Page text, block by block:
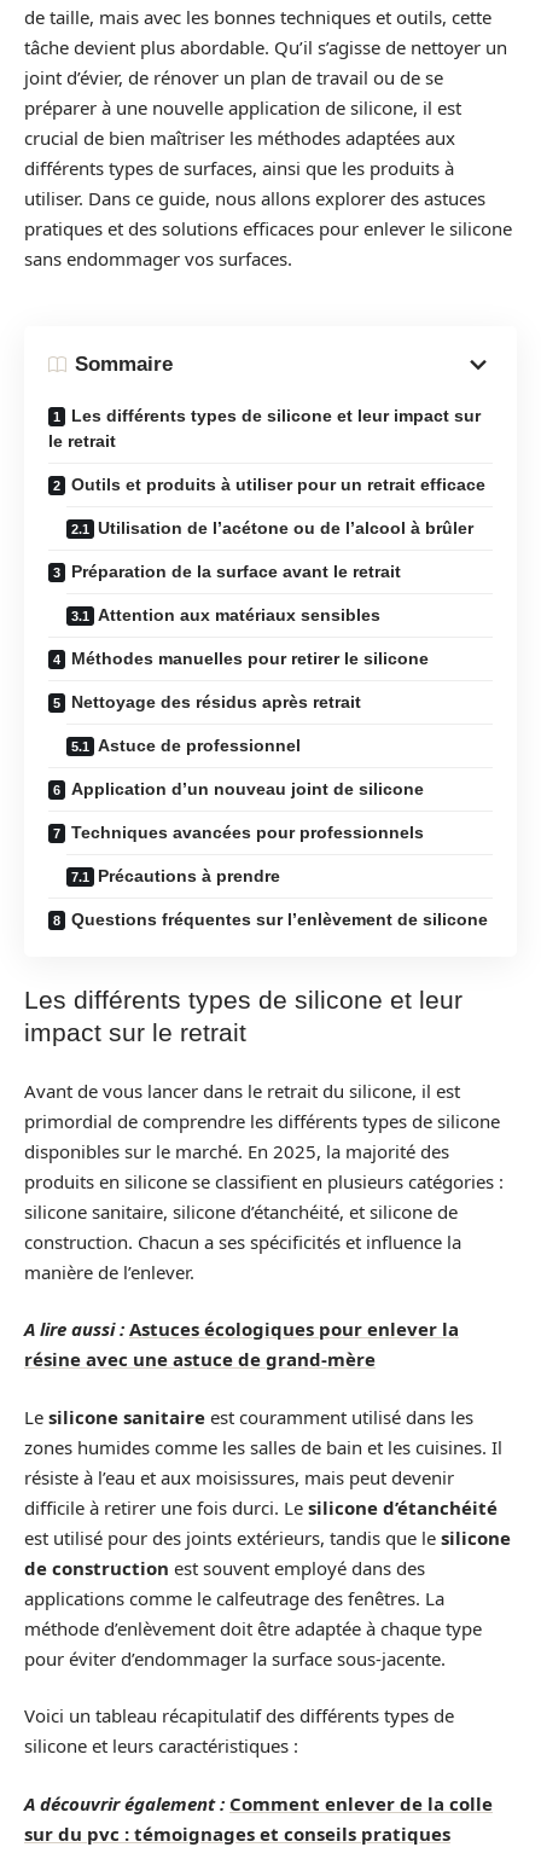
de taille, mais avec les bonnes techniques et outils, cette
tâche devient plus abordable. Qu’il s’agisse de nettoyer un
joint d’évier, de rénover un plan de travail ou de se
préparer à une nouvelle application de silicone, il est
crucial de bien maîtriser les méthodes adaptées aux
différents types de surfaces, ainsi que les produits à
utiliser. Dans ce guide, nous allons explorer des astuces
pratiques et des solutions efficaces pour enlever le silicone
sans endommager vos surfaces.
Sommaire
Les différents types de silicone et leur impact sur
le retrait
Outils et produits à utiliser pour un retrait efficace
Utilisation de l’acétone ou de l’alcool à brûler
Préparation de la surface avant le retrait
Attention aux matériaux sensibles
Méthodes manuelles pour retirer le silicone
Nettoyage des résidus après retrait
Astuce de professionnel
Application d’un nouveau joint de silicone
Techniques avancées pour professionnels
Précautions à prendre
Questions fréquentes sur l’enlèvement de silicone
Les différents types de silicone et leur
impact sur le retrait
Avant de vous lancer dans le retrait du silicone, il est
primordial de comprendre les différents types de silicone
disponibles sur le marché. En 2025, la majorité des
produits en silicone se classifient en plusieurs catégories :
silicone sanitaire, silicone d’étanchéité, et silicone de
construction. Chacun a ses spécificités et influence la
manière de l’enlever.
A lire aussi : Astuces écologiques pour enlever la
résine avec une astuce de grand-mère
Le silicone sanitaire est couramment utilisé dans les
zones humides comme les salles de bain et les cuisines. Il
résiste à l’eau et aux moisissures, mais peut devenir
difficile à retirer une fois durci. Le silicone d’étanchéité
est utilisé pour des joints extérieurs, tandis que le silicone
de construction est souvent employé dans des
applications comme le calfeutrage des fenêtres. La
méthode d’enlèvement doit être adaptée à chaque type
pour éviter d’endommager la surface sous-jacente.
Voici un tableau récapitulatif des différents types de
silicone et leurs caractéristiques :
A découvrir également : Comment enlever de la colle
sur du pvc : témoignages et conseils pratiques